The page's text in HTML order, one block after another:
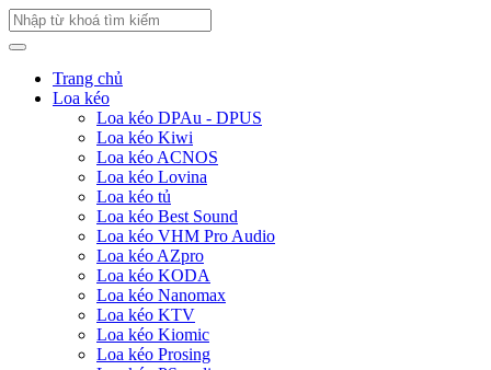
Trang chủ
Loa kéo
Loa kéo DPAu - DPUS
Loa kéo Kiwi
Loa kéo ACNOS
Loa kéo Lovina
Loa kéo tủ
Loa kéo Best Sound
Loa kéo VHM Pro Audio
Loa kéo AZpro
Loa kéo KODA
Loa kéo Nanomax
Loa kéo KTV
Loa kéo Kiomic
Loa kéo Prosing